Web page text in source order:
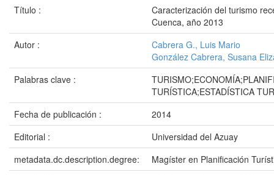
Título :
Caracterización del turismo
Cuenca, año 2013
Autor :
Cabrera G., Luis Mario
González Cabrera, Susana
Palabras clave :
TURÍSTICA;ESTADÍSTICA
Fecha de publicación :
2014
Editorial :
Universidad del Azuay
metadata.dc.description.degree:
Magíster en Planificación